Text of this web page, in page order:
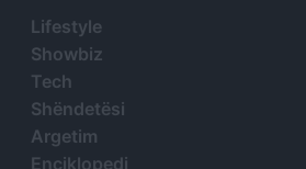
Lifestyle
Showbiz
Tech
Shëndetësi
Argetim
Enciklopedi